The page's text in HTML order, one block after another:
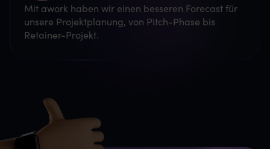
Mit awork haben wir einen besseren Forecast für
unsere Projektplanung, von Pitch-Phase bis
Retainer-Projekt.